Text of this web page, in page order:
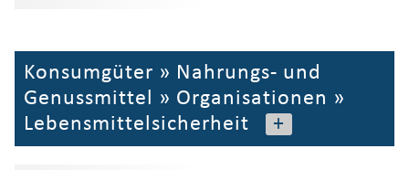
Konsumgüter » Nahrungs- und
Genussmittel » Organisationen »
Lebensmittelsicherheit
+